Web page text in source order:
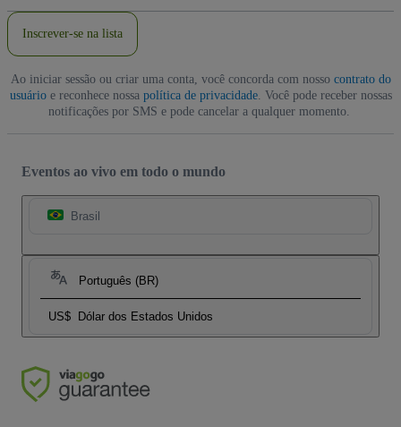
Inscrever-se na lista
Ao iniciar sessão ou criar uma conta, você concorda com nosso contrato do
usuárioe reconhece nossa política de privacidade. Você pode receber nossas
notificações por SMS e pode cancelar a qualquer momento.
Eventos ao vivo em todo o mundo
Brasil
Português (BR)
US$ Dólar dos Estados Unidos